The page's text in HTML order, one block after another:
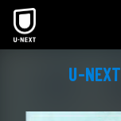
本文へスキップ
U-NEXT